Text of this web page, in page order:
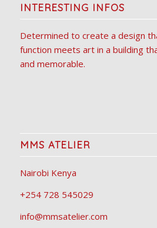
INTERESTING INFOS
Determined to create a design
function meets art in a building
and memorable.
MMS ATELIER
Nairobi Kenya
+254 728 545029
info@mmsatelier.com